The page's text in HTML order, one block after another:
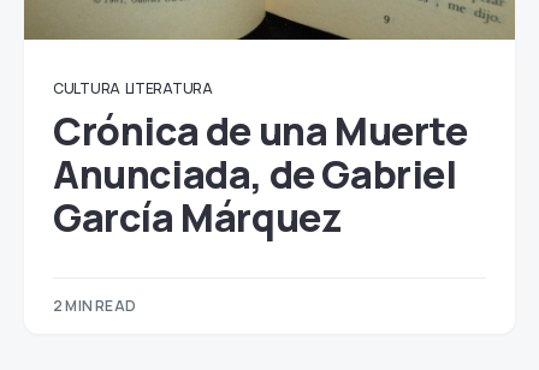
CULTURA LITERATURA
Crónica de una Muerte
Anunciada, de Gabriel
García Márquez
2 MIN READ